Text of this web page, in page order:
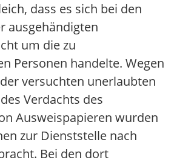
dass es sich bei den
ausgehändigten
um die zu
Personen handelte. Wegen
versuchten unerlaubten
Verdachts des
Ausweispapieren wurden
zur Dienststelle nach
Bei den dort